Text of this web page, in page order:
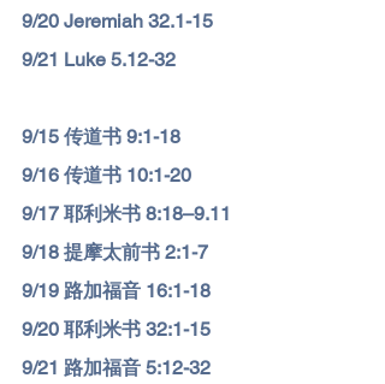
9/20 Jeremiah 32.1-15
9/21 Luke 5.12-32
9/15 传道书 9:1-18
9/16 传道书 10:1-20
9/17 耶利米书 8:18–9.11
9/18 提摩太前书 2:1-7
9/19 路加福音 16:1-18
9/20 耶利米书 32:1-15
9/21 路加福音 5:12-32